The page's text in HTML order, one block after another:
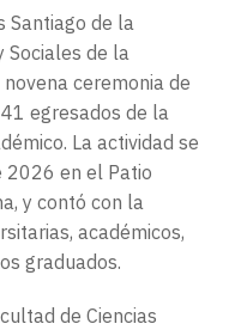
Santiago de la
Sociales de la
ceremonia de
egresados de la
La actividad se
2026 en el Patio
y contó con la
académicos,
graduados.
de Ciencias